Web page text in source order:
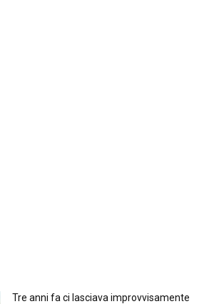
Tre anni fa ci lasciava improvvisamente